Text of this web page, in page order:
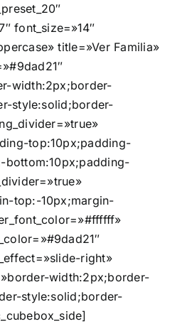
font_size=»14″
title=»Ver Familia»
width:2px;border-
style:solid;border-
top:10px;padding-
bottom:10px;padding-
top:-10px;margin-
right»
width:2px;border-
style:solid;border-